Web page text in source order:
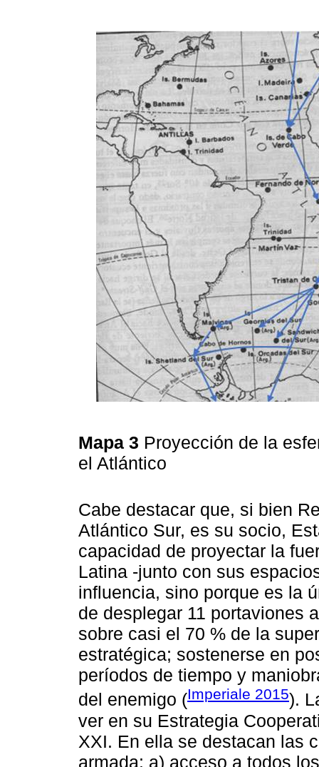
Mapa 3 Proyección de la
el Atlántico
Cabe destacar que, si bien
Atlántico Sur, es su socio,
capacidad de proyectar la
Latina -junto con sus
influencia, sino porque es la
de desplegar 11 portaviones
sobre casi el 70 % de la
estratégica; sostenerse en
períodos de tiempo y
del enemigo (Imperiale 2015).
ver en su Estrategia
XXI. En ella se destacan las
armada: a) acceso a todos